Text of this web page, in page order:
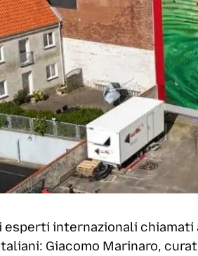
esperti internazionali chiamati
Giacomo Marinaro,